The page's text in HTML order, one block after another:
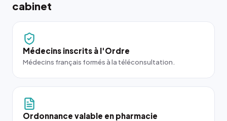
cabinet
Médecins inscrits à l'Ordre
Médecins français formés à la téléconsultation.
Ordonnance valable en pharmacie